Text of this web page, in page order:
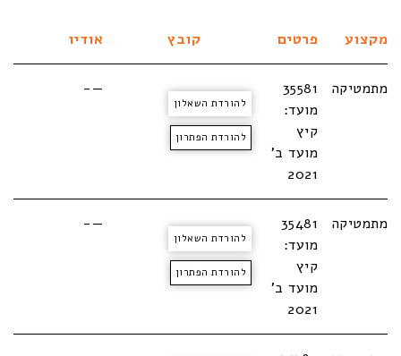
מקצוע פרטים קובץ אודיו
מתמטיקה
35581
מועד:
קיץ
מועד ב'
2021
להורדת השאלון
להורדת הפתרון
—-
מתמטיקה
35481
מועד:
קיץ
מועד ב'
2021
להורדת השאלון
להורדת הפתרון
—-